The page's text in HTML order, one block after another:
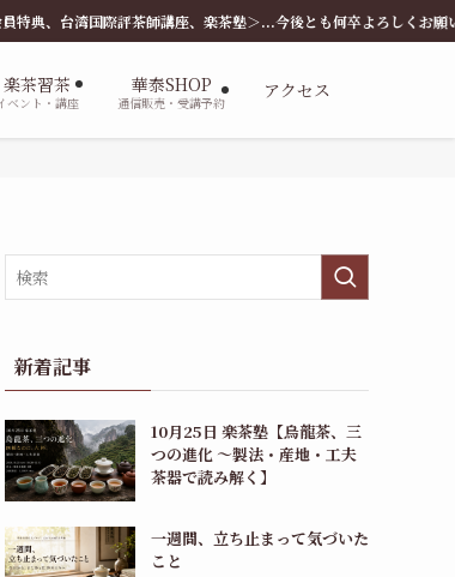
茶師講座、楽茶塾＞...今後とも何卒よろしくお願いします。
楽茶習茶
ベント・講座
華泰SHOP
通信販売・受講予約
アクセス
新着記事
10月25日 楽茶塾【烏龍茶、三
つの進化 〜製法・産地・工夫
茶器で読み解く】
一週間、立ち止まって気づいた
こと